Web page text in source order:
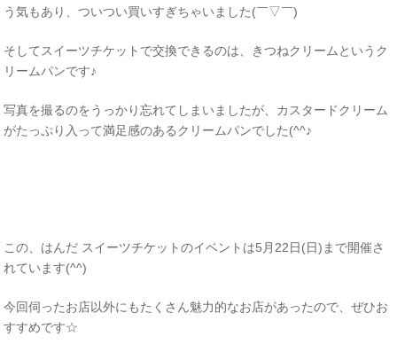
う気もあり、ついつい買いすぎちゃいました(￣▽￣)
そしてスイーツチケットで交換できるのは、きつねクリームというク
リームパンです♪
写真を撮るのをうっかり忘れてしまいましたが、カスタードクリーム
がたっぷり入って満足感のあるクリームパンでした(^^♪
この、はんだ スイーツチケットのイベントは5月22日(日)まで開催さ
れています(^^)
今回伺ったお店以外にもたくさん魅力的なお店があったので、ぜひお
すすめです☆